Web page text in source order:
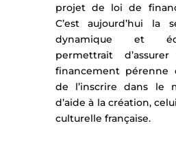
projet de loi de
C’est aujourd’hui la
dynamique et
permettrait
financement
de l’inscrire dans le
d’aide à la création,
culturelle française.